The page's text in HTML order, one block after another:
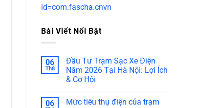
id=com.fascha.cnvn
Bài Viết Nổi Bật
06
Th8
Đầu Tư Trạm Sạc Xe Điện
Năm 2026 Tại Hà Nội: Lợi Ích
& Cơ Hội
06
Mức tiêu thụ điện của trạm